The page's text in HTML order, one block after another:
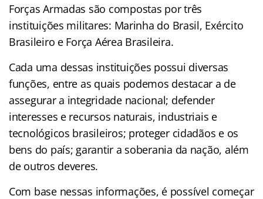
Forças Armadas são compostas por três
instituições militares: Marinha do Brasil, Exército
Brasileiro e Força Aérea Brasileira.
Cada uma dessas instituições possui diversas
funções, entre as quais podemos destacar a de
assegurar a integridade nacional; defender
interesses e recursos naturais, industriais e
tecnológicos brasileiros; proteger cidadãos e os
bens do país; garantir a soberania da nação, além
de outros deveres.
Com base nessas informações, é possível começar